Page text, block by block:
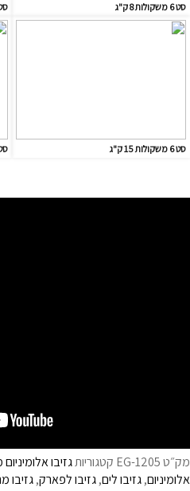
סט 6 משקולות 8 ק"ג סט 4
סט 6 משקולות 15 ק"ג
מק״טEG-1205 קטגוריותגזיבו
אלומיניום,גזיבו לים,גזיבו לפארק,גזיבו